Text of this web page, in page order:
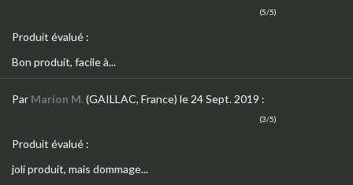
(5/5)
Produit évalué :
Bon produit, facile à...
Par Marion M.(GAILLAC, France) le 24 Sept. 2019 :
(3/5)
Produit évalué :
joli produit, mais dommage...